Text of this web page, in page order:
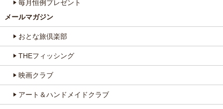
毎月恒例プレゼント
メールマガジン
おとな旅倶楽部
THEフィッシング
映画クラブ
アート＆ハンドメイドクラブ